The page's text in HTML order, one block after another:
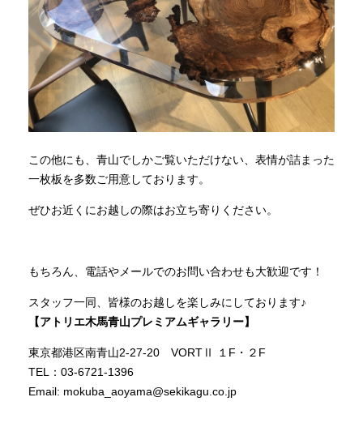
この他にも、青山でしかご覧いただけない、表情が詰まった
一枚板を多数ご用意しております。
ぜひお近くにお越しの際はお立ち寄りください。
もちろん、電話やメールでのお問い合わせも大歓迎です！
スタッフ一同、皆様のお越しを楽しみにしております♪
【アトリエ木馬青山プレミアムギャラリー】
東京都港区南青山2-27-20 VORTⅡ １F・２F
TEL：03-6721-1396
Email: mokuba_aoyama@sekikagu.co.jp